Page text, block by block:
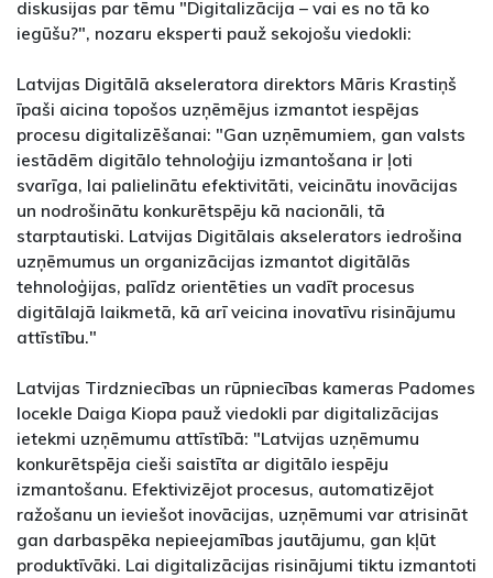
diskusijas par tēmu "Digitalizācija – vai es no tā ko
iegūšu?", nozaru eksperti pauž sekojošu viedokli:
Latvijas Digitālā akseleratora direktors Māris Krastiņš
īpaši aicina topošos uzņēmējus izmantot iespējas
procesu digitalizēšanai: "Gan uzņēmumiem, gan valsts
iestādēm digitālo tehnoloģiju izmantošana ir ļoti
svarīga, lai palielinātu efektivitāti, veicinātu inovācijas
un nodrošinātu konkurētspēju kā nacionāli, tā
starptautiski. Latvijas Digitālais akselerators iedrošina
uzņēmumus un organizācijas izmantot digitālās
tehnoloģijas, palīdz orientēties un vadīt procesus
digitālajā laikmetā, kā arī veicina inovatīvu risinājumu
attīstību."
Latvijas Tirdzniecības un rūpniecības kameras Padomes
locekle Daiga Kiopa pauž viedokli par digitalizācijas
ietekmi uzņēmumu attīstībā: "Latvijas uzņēmumu
konkurētspēja cieši saistīta ar digitālo iespēju
izmantošanu. Efektivizējot procesus, automatizējot
ražošanu un ieviešot inovācijas, uzņēmumi var atrisināt
gan darbaspēka nepieejamības jautājumu, gan kļūt
produktīvāki. Lai digitalizācijas risinājumi tiktu izmantoti